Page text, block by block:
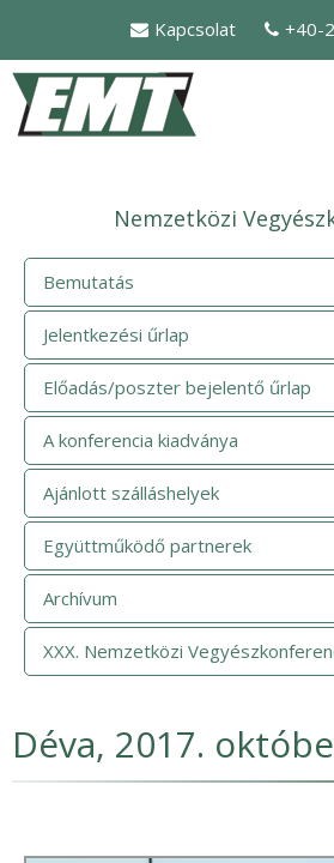
tartalomra
Kapcsolat
+40-
Nemzetközi
Bemutatás
Jelentkezési űrlap
Előadás/poszter bejelentő űrlap
A konferencia kiadványa
Ajánlott szálláshelyek
Együttműködő partnerek
Archívum
XXX. Nemzetközi
Déva, 2017.